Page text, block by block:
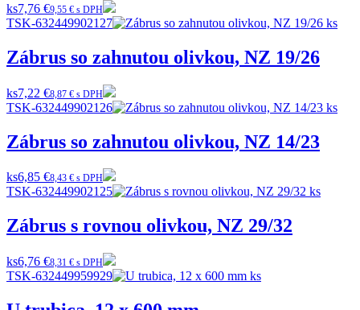
ks7,76 €9,55 € s DPH
TSK-632449902127
Zábrus so zahnutou olivkou, NZ 19/26
ks7,22 €8,87 € s DPH
TSK-632449902126
Zábrus so zahnutou olivkou, NZ 14/23
ks6,85 €8,43 € s DPH
TSK-632449902125
Zábrus s rovnou olivkou, NZ 29/32
ks6,76 €8,31 € s DPH
TSK-632449959929